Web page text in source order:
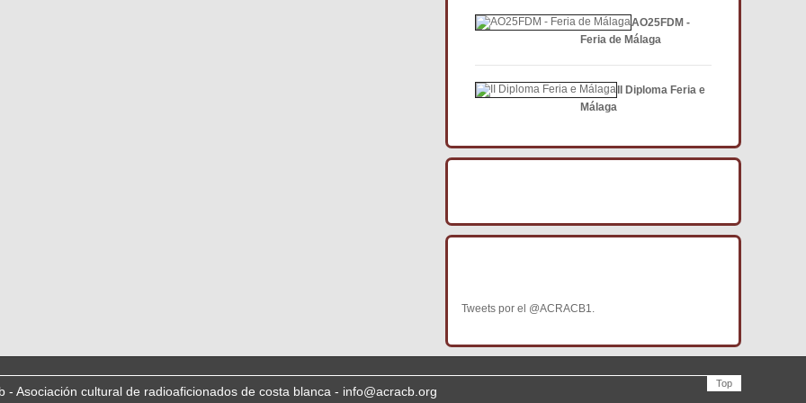
AO25FDM -
Feria de Málaga
II Diploma Feria e
Málaga
Tweets por el @ACRACB1.
Top
- Asociación cultural de radioaficionados de costa blanca - info@acracb.org